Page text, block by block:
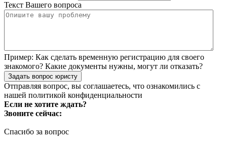
Текст Вашего вопроса
Пример: Как сделать временную регистрацию для своего
знакомого? Какие документы нужны, могут ли отказать?
Задать вопрос юристу
Отправляя вопрос, вы соглашаетесь, что ознакомились с
нашей политикой конфиденциальности
Если не хотите ждать?
Звоните сейчас:
Спасибо за вопрос